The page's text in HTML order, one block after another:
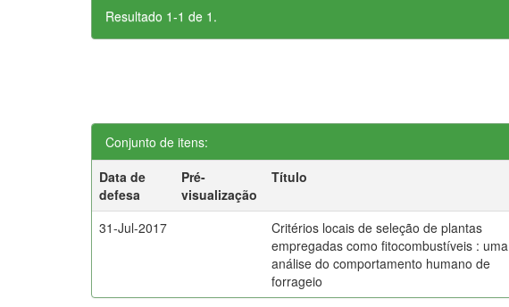
Resultado 1-1 de 1.
Conjunto de itens:
Data de
defesa
Pré-
visualização
Título
31-Jul-2017
Critérios locais de seleção de plantas
empregadas como fitocombustíveis : uma
análise do comportamento humano de
forrageio